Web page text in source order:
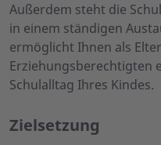
Außerdem steht die
in einem ständigen
ermöglicht Ihnen als
Erziehungsberechtigten
Schulalltag Ihres Kindes.
Zielsetzung